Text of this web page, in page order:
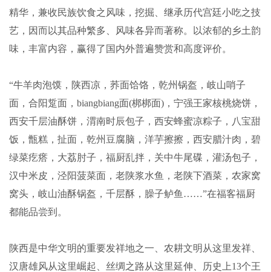
精华，兼收民族饮食之风味，挖掘、继承历代宫廷小吃之技
艺，因而以其品种繁多、风味各异而著称。以浓郁的乡土韵
味，丰富内容，赢得了国内外普遍赞赏和高度评价。
“牛羊肉泡馍，陕西凉，荞面饸饹，乾州锅盔，岐山哨子
面，合阳踅面，biangbiang面(梆梆面)，宁强王家核桃烧饼，
西安千层油酥饼，渭南时辰包子，西安蜂蜜凉粽子，八宝甜
饭，甑糕，扯面，乾州豆腐脑，洋芋擦擦，西安腊汁肉，碧
绿菜疙瘩，大荔肘子，福厨乱拌，关中牛尾碟，灌汤包子，
汉中米皮，泾阳菠菜面，老陕浆水鱼，老陕下酒菜，农家窝
窝头，岐山油酥锅盔，千层酥，臊子鲈鱼……”在福客福厨
都能品尝到。
陕西是中华文明的重要发祥地之一、农耕文明从这里发祥、
汉唐雄风从这里崛起、丝绸之路从这里延伸、历史上13个王